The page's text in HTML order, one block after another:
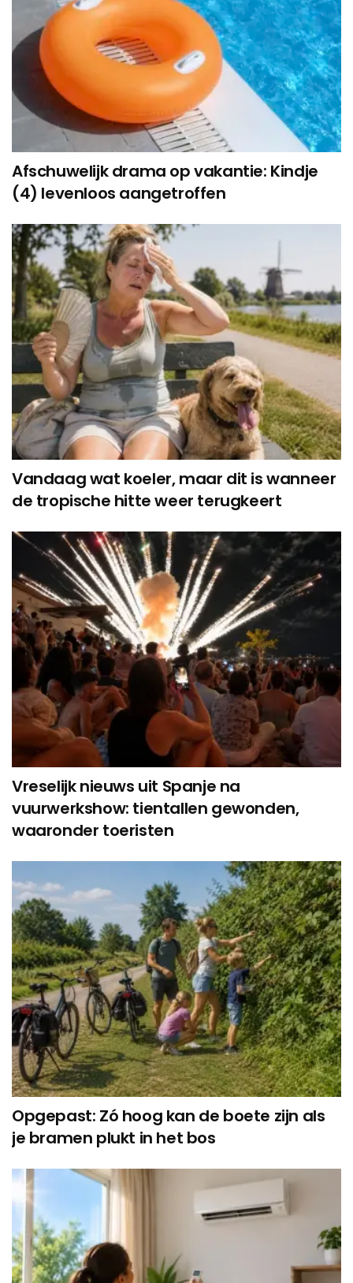
Afschuwelijk drama op vakantie: Kindje
(4) levenloos aangetroffen
Vandaag wat koeler, maar dit is wanneer
de tropische hitte weer terugkeert
Vreselijk nieuws uit Spanje na
vuurwerkshow: tientallen gewonden,
waaronder toeristen
Opgepast: Zó hoog kan de boete zijn als
je bramen plukt in het bos